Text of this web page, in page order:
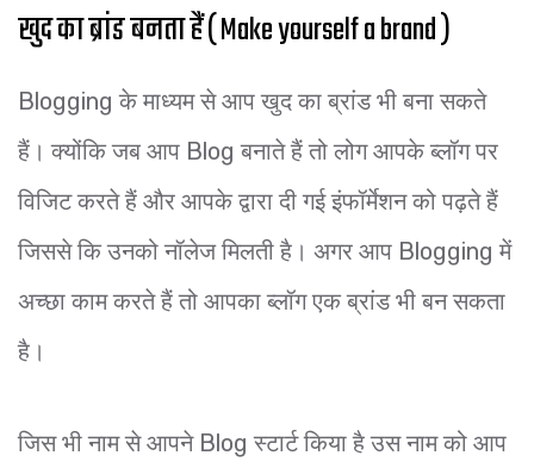
खुद का ब्रांड बनता हैं ( Make yourself a brand )
Blogging के माध्यम से आप खुद का ब्रांड भी बना सकते
हैं। क्योंकि जब आप Blog बनाते हैं तो लोग आपके ब्लॉग पर
विजिट करते हैं और आपके द्वारा दी गई इंफॉर्मेशन को पढ़ते हैं
जिससे कि उनको नॉलेज मिलती है। अगर आप Blogging में
अच्छा काम करते हैं तो आपका ब्लॉग एक ब्रांड भी बन सकता
है।
जिस भी नाम से आपने Blog स्टार्ट किया है उस नाम को आप